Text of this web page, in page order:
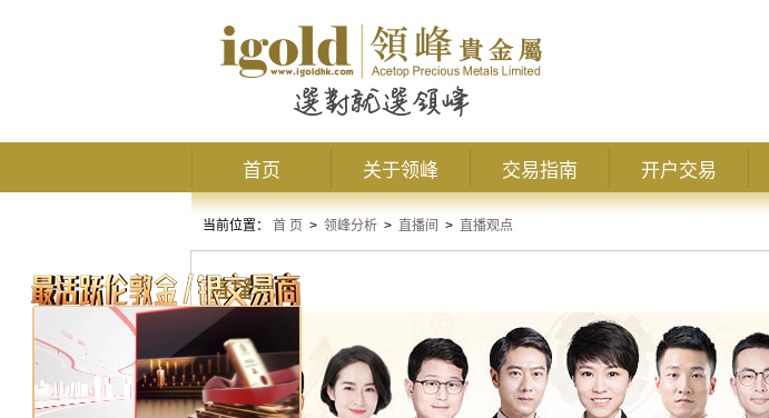
首页 关于领峰 交易指南 开户交易
当前位置： 首 页 > 领峰分析 > 直播间 > 直播观点
直播观点